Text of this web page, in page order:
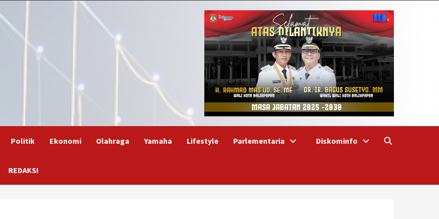
Politik Ekonomi Olahraga Yamaha Lifestyle Parlementaria Diskominfo
REDAKSI